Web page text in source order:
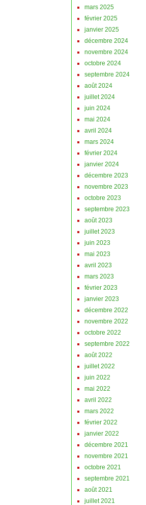
mars 2025
février 2025
janvier 2025
décembre 2024
novembre 2024
octobre 2024
septembre 2024
août 2024
juillet 2024
juin 2024
mai 2024
avril 2024
mars 2024
février 2024
janvier 2024
décembre 2023
novembre 2023
octobre 2023
septembre 2023
août 2023
juillet 2023
juin 2023
mai 2023
avril 2023
mars 2023
février 2023
janvier 2023
décembre 2022
novembre 2022
octobre 2022
septembre 2022
août 2022
juillet 2022
juin 2022
mai 2022
avril 2022
mars 2022
février 2022
janvier 2022
décembre 2021
novembre 2021
octobre 2021
septembre 2021
août 2021
juillet 2021